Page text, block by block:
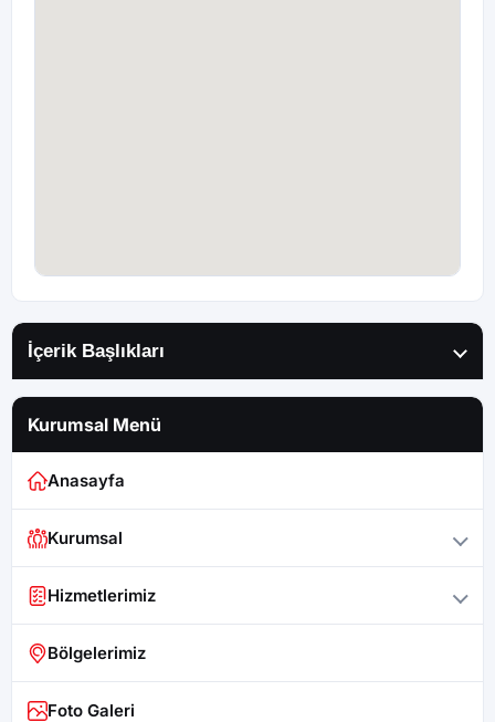
İçerik Başlıkları
Kurumsal Menü
Anasayfa
Kurumsal
Hizmetlerimiz
Bölgelerimiz
Foto Galeri